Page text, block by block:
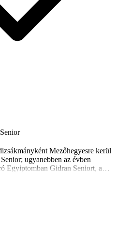
Mezőhegyesre kerül
ugyanebben az évben
Egyiptomban Gidran Seniort, a